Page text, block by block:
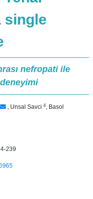
single
nefropati ile
, Unsal Savci 4, Basol
239